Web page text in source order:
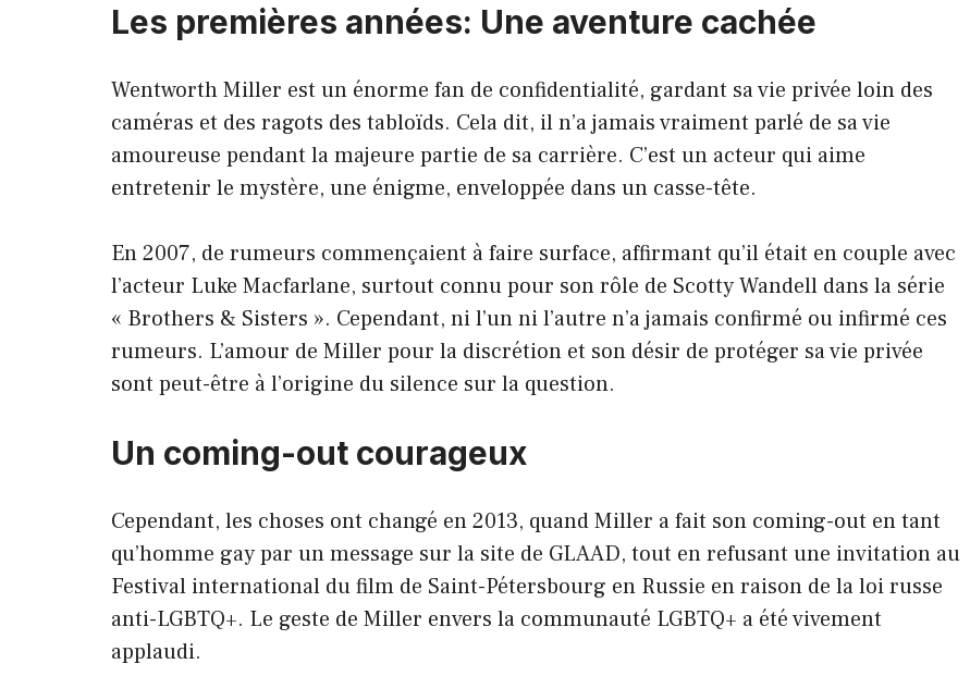
Les premières années: Une aventure cachée
Wentworth Miller est un énorme fan de confidentialité, gardant sa vie privée loin des
caméras et des ragots des tabloïds. Cela dit, il n’a jamais vraiment parlé de sa vie
amoureuse pendant la majeure partie de sa carrière. C’est un acteur qui aime
entretenir le mystère, une énigme, enveloppée dans un casse-tête.
En 2007, de rumeurs commençaient à faire surface, affirmant qu’il était en couple avec
l’acteur Luke Macfarlane, surtout connu pour son rôle de Scotty Wandell dans la série
« Brothers & Sisters ». Cependant, ni l’un ni l’autre n’a jamais confirmé ou infirmé ces
rumeurs. L’amour de Miller pour la discrétion et son désir de protéger sa vie privée
sont peut-être à l’origine du silence sur la question.
Un coming-out courageux
Cependant, les choses ont changé en 2013, quand Miller a fait son coming-out en tant
qu’homme gay par un message sur la site de GLAAD, tout en refusant une invitation au
Festival international du film de Saint-Pétersbourg en Russie en raison de la loi russe
anti-LGBTQ+. Le geste de Miller envers la communauté LGBTQ+ a été vivement
applaudi.